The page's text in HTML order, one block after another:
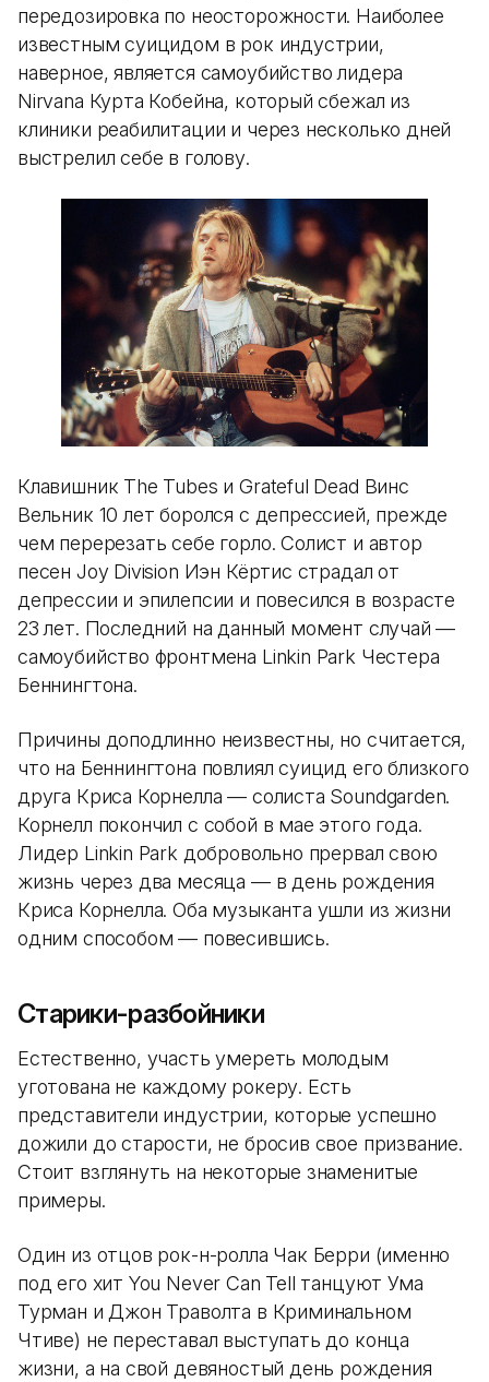
передозировка по неосторожности. Наиболее
известным суицидом в рок индустрии,
наверное, является самоубийство лидера
Nirvana Курта Кобейна, который сбежал из
клиники реабилитации и через несколько дней
выстрелил себе в голову.
Клавишник The Tubes и Grateful Dead Винс
Вельник 10 лет боролся с депрессией, прежде
чем перерезать себе горло. Солист и автор
песен Joy Division Иэн Кёртис страдал от
депрессии и эпилепсии и повесился в возрасте
23 лет. Последний на данный момент случай —
самоубийство фронтмена Linkin Park Честера
Беннингтона.
Причины доподлинно неизвестны, но считается,
что на Беннингтона повлиял суицид его близкого
друга Криса Корнелла — солиста Soundgarden.
Корнелл покончил с собой в мае этого года.
Лидер Linkin Park добровольно прервал свою
жизнь через два месяца — в день рождения
Криса Корнелла. Оба музыканта ушли из жизни
одним способом — повесившись.
Старики-разбойники
Естественно, участь умереть молодым
уготована не каждому рокеру. Есть
представители индустрии, которые успешно
дожили до старости, не бросив свое призвание.
Стоит взглянуть на некоторые знаменитые
примеры.
Один из отцов рок-н-ролла Чак Берри (именно
под его хит You Never Can Tell танцуют Ума
Турман и Джон Траволта в Криминальном
Чтиве) не переставал выступать до конца
жизни, а на свой девяностый день рождения